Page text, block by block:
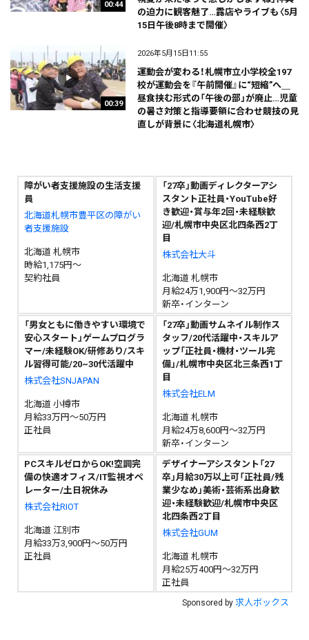
00:44
の迫力に観客魅了…露店やライブも〈5月
15日午後8時まで開催〉
00:39
2026年5月15日11:55
運動会が変わる！札幌市立小学校全197
校が運動会を『午前開催』に“短縮”へ＿
昼食挟む形式の「午後の部」が廃止…児童
の暑さ対策と指導要領に合わせ競技の見
直しが背景に〈北海道札幌市〉
障がい者支援施設の生活支援
員
北海道札幌市豊平区の障がい
者支援施設
北海道 札幌市
時給1,175円～
契約社員
「27卒」動画ディレクターアシ
スタント正社員・YouTube好
き歓迎・賞与年2回・未経験歓
迎/札幌市中央区北四条西2丁
目
株式会社大斗
北海道 札幌市
月給24万1,900円～32万円
新卒・インターン
「男女ともに働きやすい環境で
安心スタート」ゲームプログラ
マー/未経験OK/研修あり/スキ
ル習得可能/20~30代活躍中
株式会社SNJAPAN
北海道 小樽市
月給33万円～50万円
正社員
「27卒」動画サムネイル制作ス
タッフ/20代活躍中・スキルア
ップ「正社員・機材・ツール完
備」/札幌市中央区北三条西1丁
目
株式会社ELM
北海道 札幌市
月給24万8,600円～32万円
新卒・インターン
PCスキルゼロからOK!空調完
備の快適オフィス/IT監視オペ
レーター/土日祝休み
株式会社RIOT
北海道 江別市
月給33万3,900円～50万円
正社員
デザイナーアシスタント「27
卒」月給30万以上可「正社員/残
業少なめ」美術・芸術系出身歓
迎・未経験歓迎/札幌市中央区
北四条西2丁目
株式会社GUM
北海道 札幌市
月給25万400円～32万円
正社員
Sponsored by 求人ボックス